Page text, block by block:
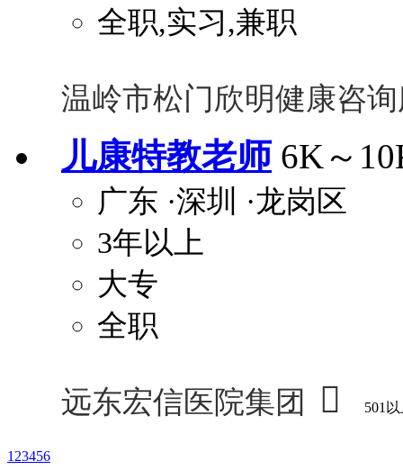
全职,实习,兼职
温岭市松门欣明健康咨
儿康特教老师 6K～
广东 ·深圳 ·龙岗区
3年以上
大专
全职
远东宏信医院集团  501
1 23456